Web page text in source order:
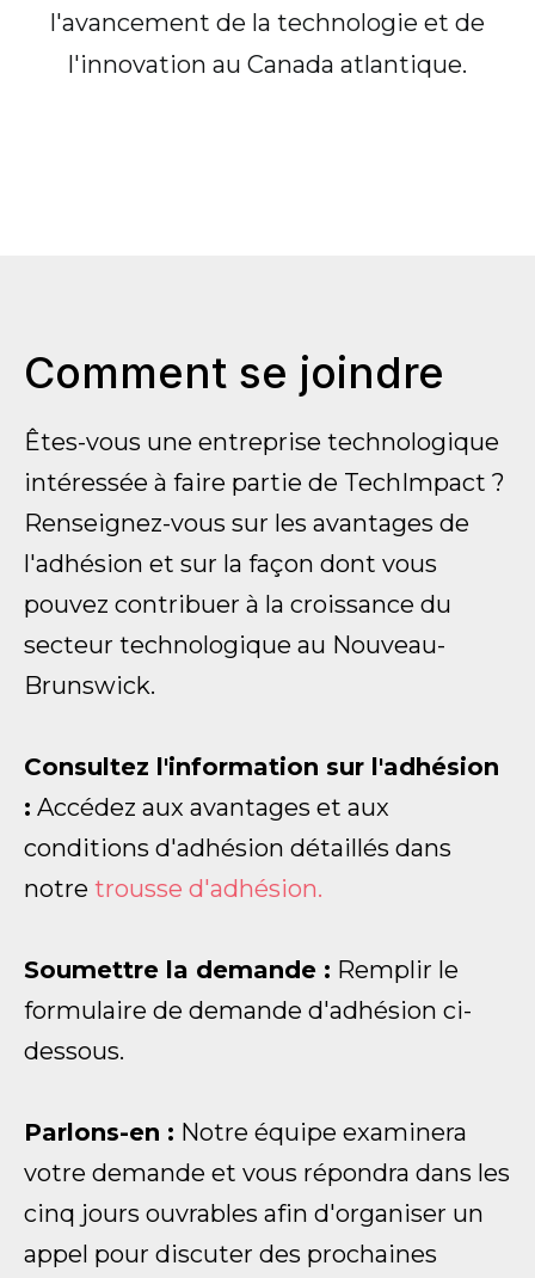
l'avancement de la technologie et de
l'innovation au Canada atlantique.
Comment se joindre
Êtes-vous une entreprise technologique
intéressée à faire partie de TechImpact ?
Renseignez-vous sur les avantages de
l'adhésion et sur la façon dont vous
pouvez contribuer à la croissance du
secteur technologique au Nouveau-
Brunswick.
Consultez l'information sur l'adhésion
: Accédez aux avantages et aux
conditions d'adhésion détaillés dans
notre trousse d'adhésion.
Soumettre la demande : Remplir le
formulaire de demande d'adhésion ci-
dessous.
Parlons-en : Notre équipe examinera
votre demande et vous répondra dans les
cinq jours ouvrables afin d'organiser un
appel pour discuter des prochaines